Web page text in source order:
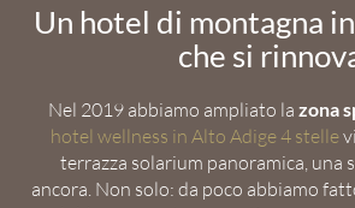
Un hotel di montagna
che si
Nel 2019 abbiamo ampliato la zona
hotel wellness in Alto Adige 4 stelle
terrazza solarium panoramica, una
ancora. Non solo: da poco abbiamo